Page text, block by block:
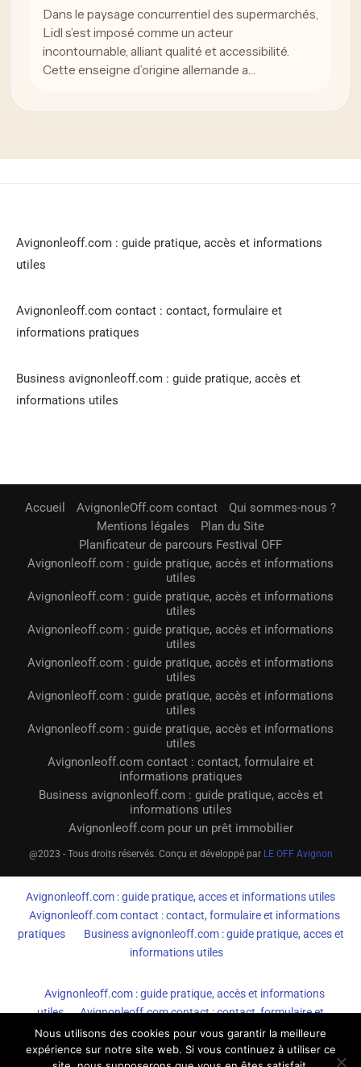
Dans le paysage concurrentiel des supermarchés,
Lidl s’est imposé comme un acteur
incontournable, alliant qualité et accessibilité.
Cette enseigne d’origine allemande a…
Avignonleoff.com : guide pratique, accès et informations
utiles
Avignonleoff.com contact : contact, formulaire et
informations pratiques
Business avignonleoff.com : guide pratique, accès et
informations utiles
Accueil AvignonleOff.com contact
Qui sommes-nous ?
Mentions légales
Plan du Site
Planificateur de parcours Festival OFF
Avignonleoff.com : guide pratique, accès et informations
utiles
Avignonleoff.com : guide pratique, accès et informations
utiles
Avignonleoff.com : guide pratique, accès et informations
utiles
Avignonleoff.com : guide pratique, accès et informations
utiles
Avignonleoff.com : guide pratique, accès et informations
utiles
Avignonleoff.com : guide pratique, accès et informations
utiles
Avignonleoff.com contact : contact, formulaire et
informations pratiques
Business avignonleoff.com : guide pratique, accès et
informations utiles
Avignonleoff.com pour un prêt immobilier
@2023 - Tous droits réservés. Conçu et développé par LE OFF Avignon
Avignonleoff.com : guide pratique, acces et informations utiles
Avignonleoff.com contact : contact, formulaire et informations
pratiques
Business avignonleoff.com : guide pratique, acces et
informations utiles
Avignonleoff.com : guide pratique, accès et informations
utiles
Avignonleoff.com contact : contact, formulaire et
informations pratiques
Business avignonleoff.com : guide
pratique, accès et informations utiles
Nous utilisons des cookies pour vous garantir la meilleure
expérience sur notre site web. Si vous continuez à utiliser ce